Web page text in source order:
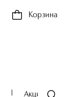
Корзина
Акции